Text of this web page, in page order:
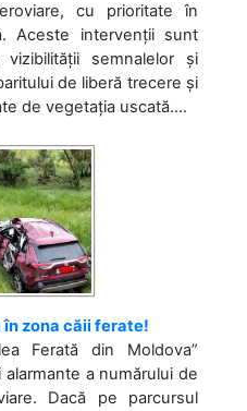
cu prioritate în
Aceste intervenții sunt
semnalelor și
de liberă trecere și
de vegetația uscată....
zona căii ferate!
Ferată din Moldova”
a numărului de
Dacă pe parcursul